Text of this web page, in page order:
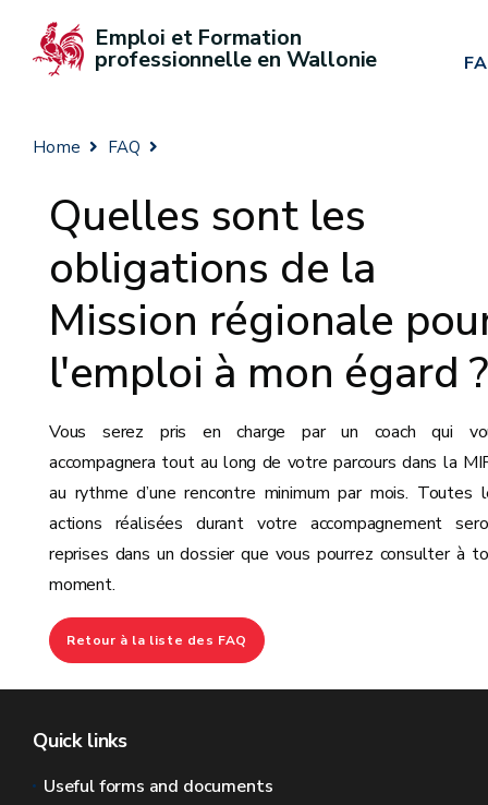
Emploi et Formation
professionnelle en Wallonie
Home FAQ
Quelles sont les
obligations de la
Mission régionale
l'emploi à mon égard
Vous serez pris en charge par un coach qui
accompagnera tout au long de votre parcours dans la
au rythme d’une rencontre minimum par mois. Toutes
actions réalisées durant votre accompagnement
reprises dans un dossier que vous pourrez consulter à
moment.
Retour à la liste des FAQ
Quick links
Useful forms and documents